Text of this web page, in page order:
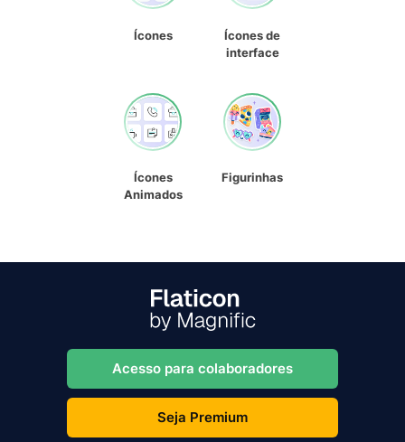
Ícones
Ícones de
interface
Ícones
Animados
Figurinhas
Acesso para colaboradores
Seja Premium